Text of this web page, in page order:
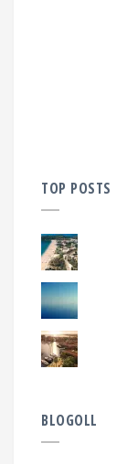
TOP POSTS
BLOGOLL